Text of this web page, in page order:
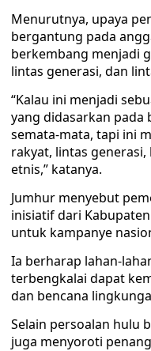
Menurutnya, upaya
bergantung pada
berkembang menjadi
lintas generasi, dan
“Kalau ini menjadi
yang didasarkan pada
semata-mata, tapi ini
rakyat, lintas
etnis,” katanya.
Jumhur menyebut
inisiatif dari
untuk kampanye
Ia berharap lahan-
terbengkalai dapat
dan bencana
Selain persoalan hulu
juga menyoroti